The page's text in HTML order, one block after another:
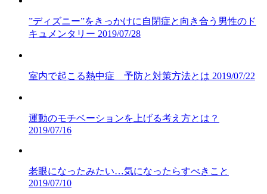
”ディズニー”をきっかけに自閉症と向き合う男性のド
キュメンタリー 2019/07/28
室内で起こる熱中症 予防と対策方法とは 2019/07/22
運動のモチベーションを上げる考え方とは？
2019/07/16
老眼になったみたい…気になったらすべきこと
2019/07/10